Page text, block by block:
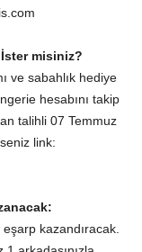
İster misiniz?
ve sabahlık hediye
hesabını takip
talihli 07 Temmuz
link:
kazandıracak.